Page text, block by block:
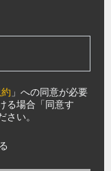
」への同意が必要
る場合「同意す
い。